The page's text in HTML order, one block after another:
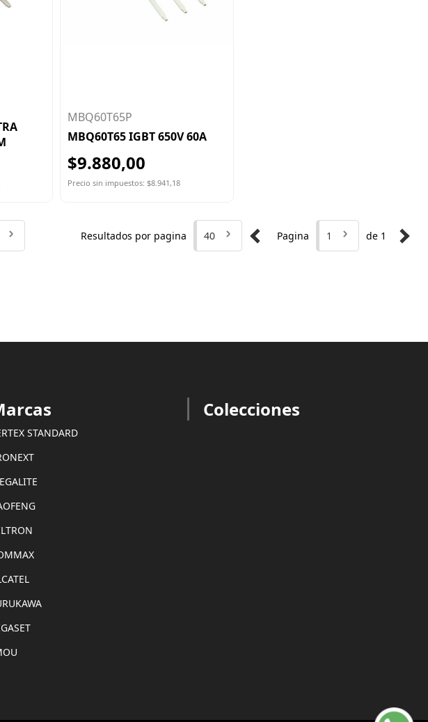
MBQ60T65P
MBQ60T65 IGBT 650V 60A
$9.880,00
Precio sin impuestos: $8.941,18
Resultados por pagina 40 Pagina 1 de 1
STANDARD
Colecciones